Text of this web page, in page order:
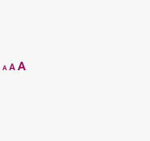
A
Decrease
font
A Reset
AIncrease